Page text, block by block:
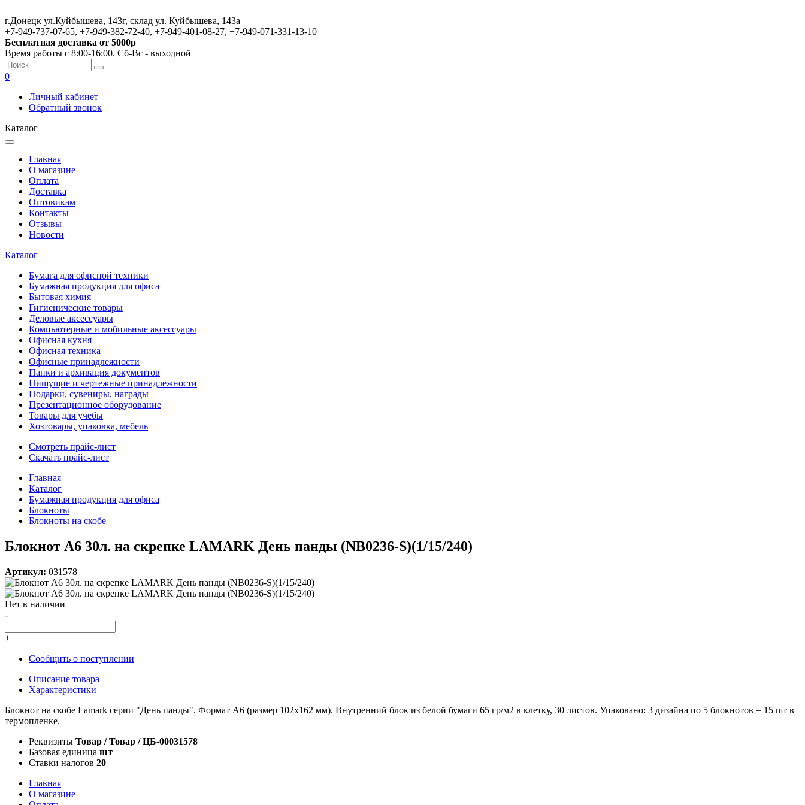
г.Донецк ул.Куйбышева, 143г, склад ул. Куйбышева, 143а
+7-949-737-07-65, +7-949-382-72-40, +7-949-401-08-27, +7-949-071-331-13-10
Бесплатная доставка от 5000р
Время работы с 8:00-16:00. Сб-Вс - выходной
0
Личный кабинет
Обратный звонок
Каталог
Главная
О магазине
Оплата
Доставка
Оптовикам
Контакты
Отзывы
Новости
Каталог
Бумага для офисной техники
Бумажная продукция для офиса
Бытовая химия
Гигиенические товары
Деловые аксессуары
Компьютерные и мобильные аксессуары
Офисная кухня
Офисная техника
Офисные принадлежности
Папки и архивация документов
Пишущие и чертежные принадлежности
Подарки, сувениры, награды
Презентационное оборудование
Товары для учебы
Хозтовары, упаковка, мебель
Смотреть прайс-лист
Скачать прайс-лист
Главная
Каталог
Бумажная продукция для офиса
Блокноты
Блокноты на скобе
Блокнот А6 30л. на скрепке LAMARK День панды (NB0236-S)(1/15/240)
Артикул: 031578
Нет в наличии
-
+
Сообщить о поступлении
Описание товара
Характеристики
Блокнот на скобе Lamark серии "День панды". Формат А6 (размер 102х162 мм). Внутренний блок из белой бумаги 65 гр/м2 в клетку, 30 листов. Упаковано: 3 дизайна по 5 блокнотов = 15 шт в
термопленке.
Реквизиты Товар / Товар / ЦБ-00031578
Базовая единица шт
Ставки налогов 20
Главная
О магазине